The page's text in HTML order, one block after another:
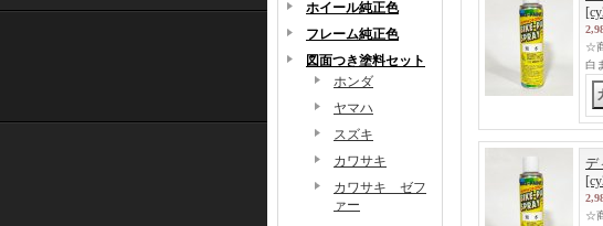
ホイール純正色
フレーム純正色
図面つき塗料セット
ホンダ
ヤマハ
スズキ
カワサキ
カワサキ ゼフ
ァー
☆
白
デ
☆